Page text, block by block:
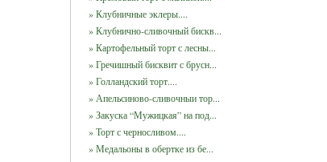
» Клубничные эклеры....
» Клубнично-сливочный бискв...
» Картофельный торт с лесны...
» Гречишный бисквит с брусн...
» Голландский торт....
» Апельсиново-сливочныи тор...
» Закуска “Мужицкая” на под...
» Торт с черносливом....
» Медальоны в обертке из бе...